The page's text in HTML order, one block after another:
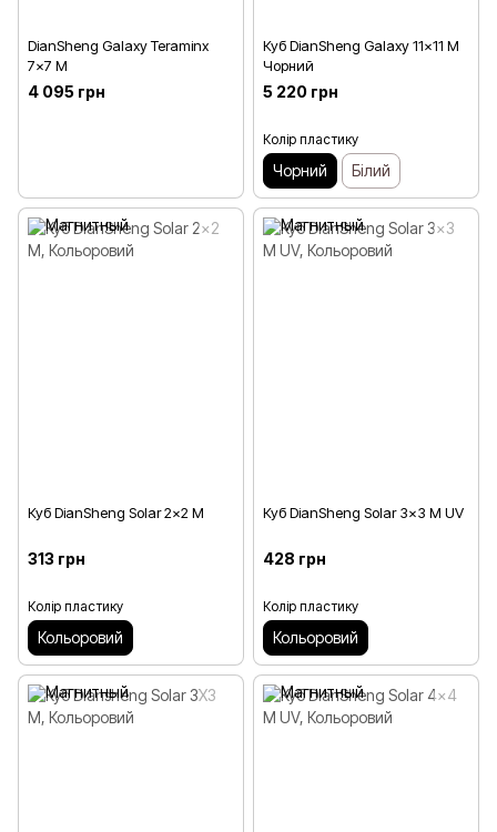
DianSheng Galaxy Teraminx
7x7 M
4 095 грн
Куб DianSheng Galaxy 11x11 M
Чорний
5 220 грн
Колір пластику
Чорний Білий
Куб DianSheng Solar 2x2 M
313 грн
Колір пластику
Кольоровий
Куб DianSheng Solar 3x3 M UV
428 грн
Колір пластику
Кольоровий